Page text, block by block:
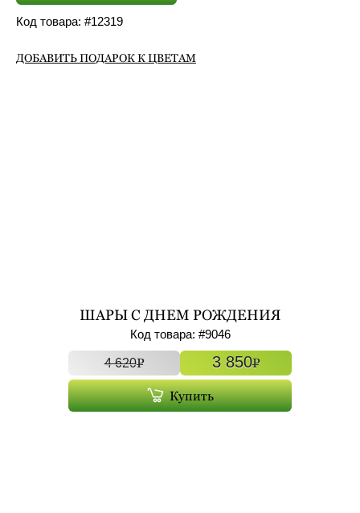
Код товара: #12319
ДОБАВИТЬ ПОДАРОК К ЦВЕТАМ
ШАРЫ С ДНЕМ РОЖДЕНИЯ
БОЛЬШИЕ ФОЛЬГИРОВАННЫЕ
С ГЕЛИЕМ 7ШТ АРТ. 9046
Код товара: #9046
4 620P 3 850P
Купить